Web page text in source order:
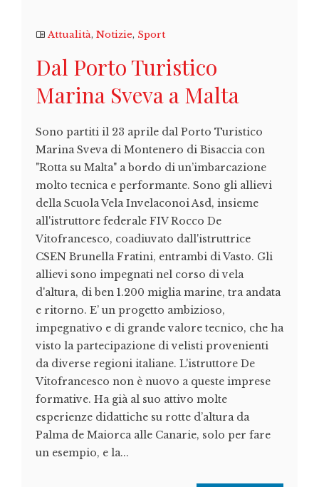
Attualità, Notizie, Sport
Dal Porto Turistico
Marina Sveva a Malta
Sono partiti il 23 aprile dal Porto Turistico
Marina Sveva di Montenero di Bisaccia con
"Rotta su Malta" a bordo di un’imbarcazione
molto tecnica e performante. Sono gli allievi
della Scuola Vela Invelaconoi Asd, insieme
all'istruttore federale FIV Rocco De
Vitofrancesco, coadiuvato dall'istruttrice
CSEN Brunella Fratini, entrambi di Vasto. Gli
allievi sono impegnati nel corso di vela
d'altura, di ben 1.200 miglia marine, tra andata
e ritorno. E’ un progetto ambizioso,
impegnativo e di grande valore tecnico, che ha
visto la partecipazione di velisti provenienti
da diverse regioni italiane. L'istruttore De
Vitofrancesco non è nuovo a queste imprese
formative. Ha già al suo attivo molte
esperienze didattiche su rotte d’altura da
Palma de Maiorca alle Canarie, solo per fare
un esempio, e la...